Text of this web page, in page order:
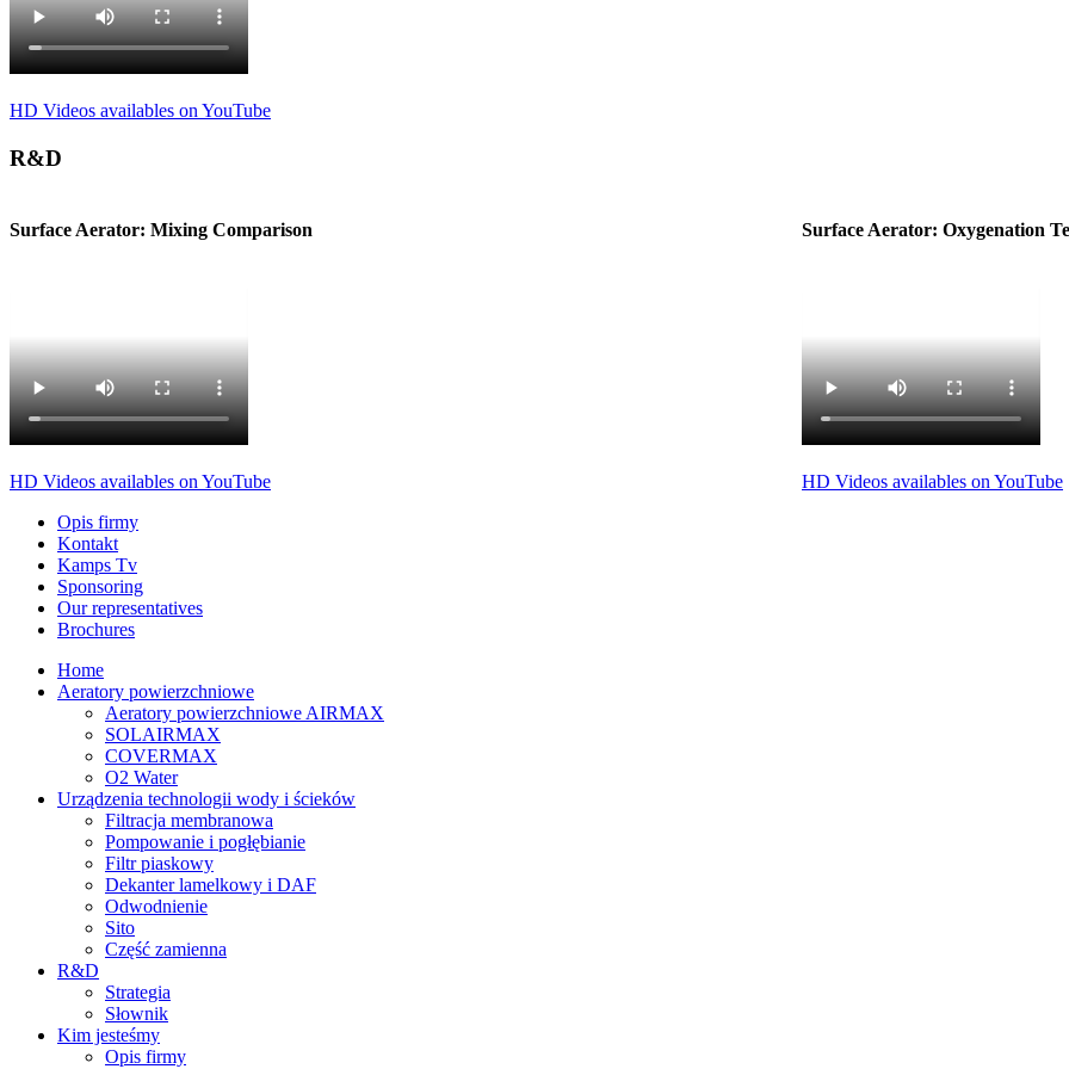
HD Videos availables on YouTube
R&D
Surface Aerator: Mixing Comparison
HD Videos availables on YouTube
Surface Aerator: Oxygenation
HD Videos availables on YouTube
Opis firmy
Kontakt
Kamps Tv
Sponsoring
Our representatives
Brochures
Home
Aeratory powierzchniowe
Aeratory powierzchniowe AIRMAX
SOLAIRMAX
COVERMAX
O2 Water
Urządzenia technologii wody i ścieków
Filtracja membranowa
Pompowanie i pogłębianie
Filtr piaskowy
Dekanter lamelkowy i DAF
Odwodnienie
Sito
Część zamienna
R&D
Strategia
Słownik
Kim jesteśmy
Opis firmy